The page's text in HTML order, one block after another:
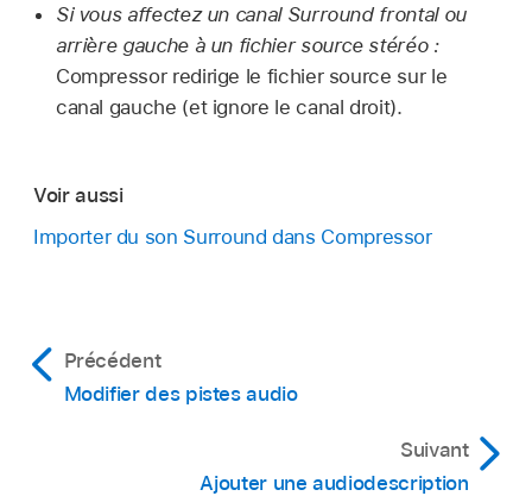
Si vous affectez un canal Surround frontal ou
arrière gauche à un fichier source stéréo :
Compressor redirige le fichier source sur le
canal gauche (et ignore le canal droit).
Voir aussi
Importer du son Surround dans Compressor
Précédent
Modifier des pistes audio
Suivant
Ajouter une audiodescription